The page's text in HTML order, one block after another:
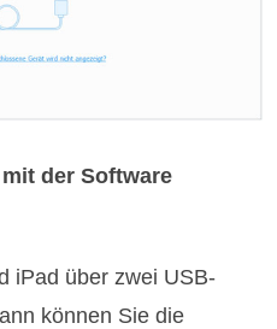
der Software
iPad über zwei USB-
können Sie die